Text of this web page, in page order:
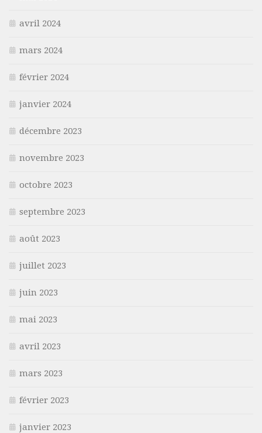
avril 2024
mars 2024
février 2024
janvier 2024
décembre 2023
novembre 2023
octobre 2023
septembre 2023
août 2023
juillet 2023
juin 2023
mai 2023
avril 2023
mars 2023
février 2023
janvier 2023